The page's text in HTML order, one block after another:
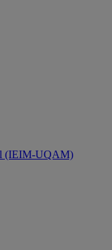
(IEIM-UQAM)